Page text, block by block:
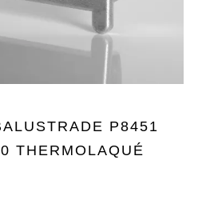
P8451
THERMOLAQUÉ